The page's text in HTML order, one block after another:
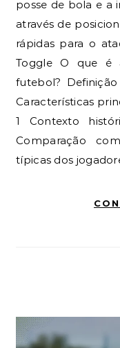
posse de bola e a
através de
rápidas para o
Toggle O que é
futebol?
Características
1 Contexto
Comparação
típicas dos